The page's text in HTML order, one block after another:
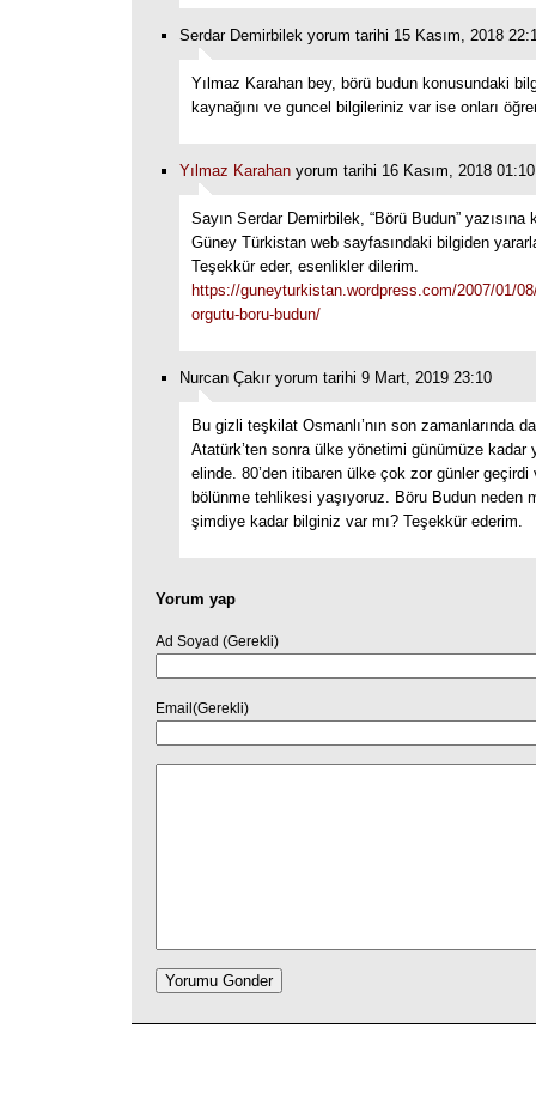
Serdar Demirbilek yorum tarihi 15 Kasım, 2018
Yılmaz Karahan bey, börü budun konusundaki
kaynağını ve guncel bilgileriniz var ise onları
Yılmaz Karahan yorum tarihi 16 Kasım, 2018 01:10
Sayın Serdar Demirbilek, “Börü Budun” yazısına
Güney Türkistan web sayfasındaki bilgiden
Teşekkür eder, esenlikler dilerim.
https://guneyturkistan.wordpress.com/2007/01/
orgutu-boru-budun/
Nurcan Çakır yorum tarihi 9 Mart, 2019 23:10
Bu gizli teşkilat Osmanlı’nın son zamanlarında
Atatürk’ten sonra ülke yönetimi günümüze kadar
elinde. 80’den itibaren ülke çok zor günler geçirdi
bölünme tehlikesi yaşıyoruz. Böru Budun neden
şimdiye kadar bilginiz var mı? Teşekkür ederim.
Yorum yap
Ad Soyad (Gerekli)
Email(Gerekli)